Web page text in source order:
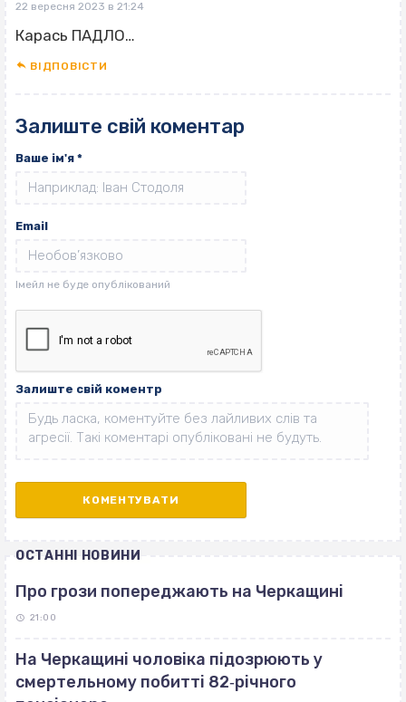
22 вересня 2023 в 21:24
Карась ПАДЛО…
ВІДПОВІCТИ
Залиште свій коментар
Ваше ім'я *
Email
Залиште свій коментр
ОСТАННІ НОВИНИ
Про грози попереджають на Черкащині
21:00
На Черкащині чоловіка підозрюють у
смертельному побитті 82‐річного